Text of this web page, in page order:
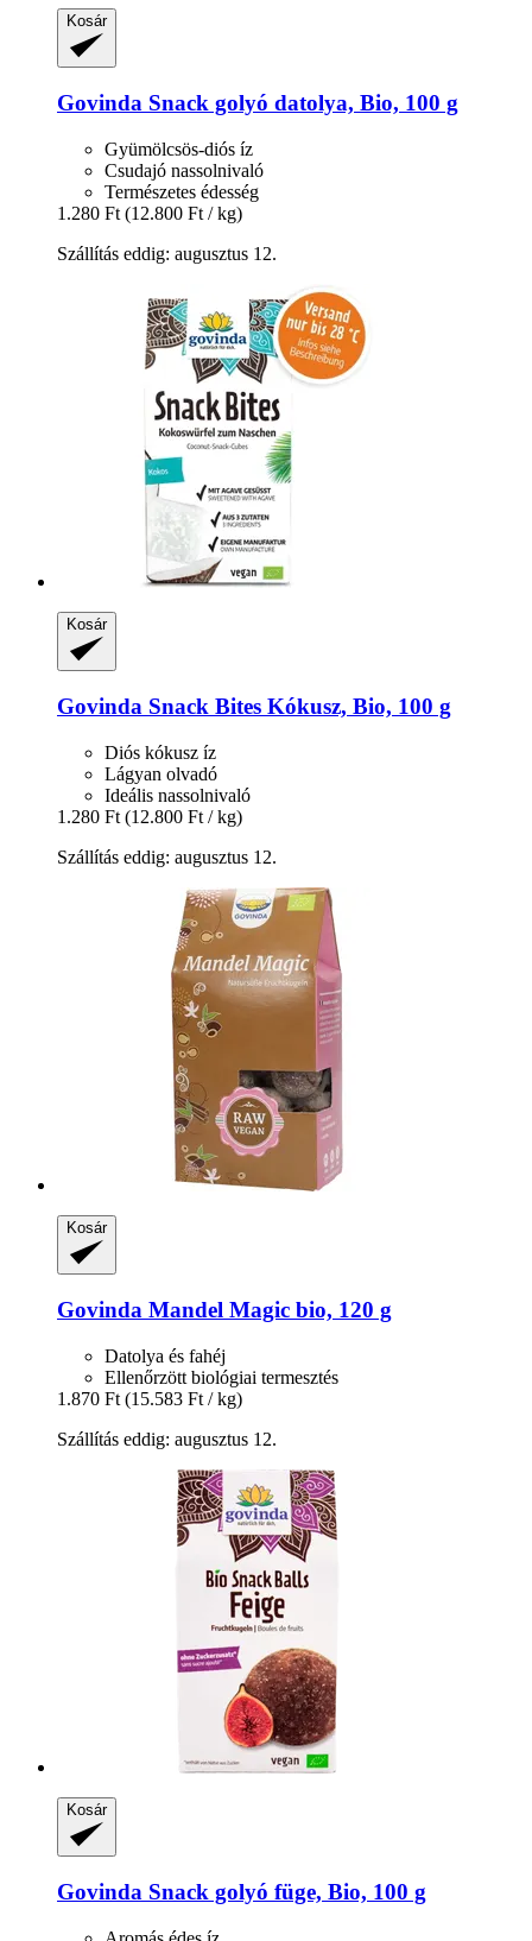
Kosár
Govinda Snack golyó datolya, Bio, 100 g
Gyümölcsös-diós íz
Csudajó nassolnivaló
Természetes édesség
1.280 Ft (12.800 Ft / kg)
Szállítás eddig: augusztus 12.
Kosár
Govinda Snack Bites Kókusz, Bio, 100 g
Diós kókusz íz
Lágyan olvadó
Ideális nassolnivaló
1.280 Ft (12.800 Ft / kg)
Szállítás eddig: augusztus 12.
Kosár
Govinda Mandel Magic bio, 120 g
Datolya és fahéj
Ellenőrzött biológiai termesztés
1.870 Ft (15.583 Ft / kg)
Szállítás eddig: augusztus 12.
Kosár
Govinda Snack golyó füge, Bio, 100 g